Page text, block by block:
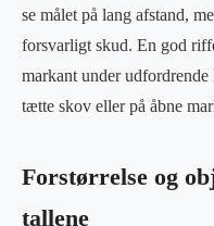
se målet på lang afstand,
forsvarligt skud. En god
markant under
tætte skov eller på åbne
Forstørrelse og
tallene